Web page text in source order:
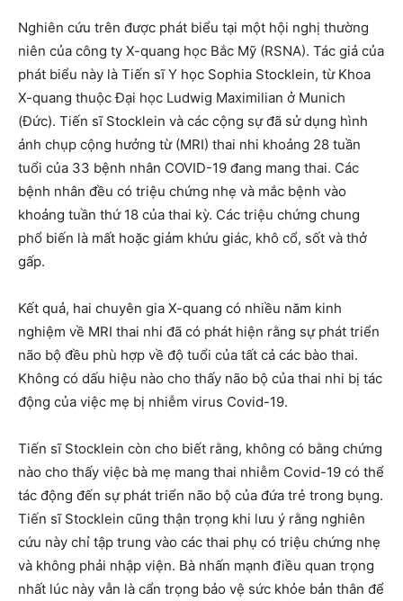
Nghiên cứu trên được phát biểu tại một hội nghị thường
niên của công ty X-quang học Bắc Mỹ (RSNA). Tác giả của
phát biểu này là Tiến sĩ Y học Sophia Stocklein, từ Khoa
X-quang thuộc Đại học Ludwig Maximilian ở Munich
(Đức). Tiến sĩ Stocklein và các cộng sự đã sử dụng hình
ảnh chụp cộng hưởng từ (MRI) thai nhi khoảng 28 tuần
tuổi của 33 bệnh nhân COVID-19 đang mang thai. Các
bệnh nhân đều có triệu chứng nhẹ và mắc bệnh vào
khoảng tuần thứ 18 của thai kỳ. Các triệu chứng chung
phổ biến là mất hoặc giảm khứu giác, khô cổ, sốt và thở
gấp.
Kết quả, hai chuyên gia X-quang có nhiều năm kinh
nghiệm về MRI thai nhi đã có phát hiện rằng sự phát triển
não bộ đều phù hợp về độ tuổi của tất cả các bào thai.
Không có dấu hiệu nào cho thấy não bộ của thai nhi bị tác
động của việc mẹ bị nhiễm virus Covid-19.
Tiến sĩ Stocklein còn cho biết rằng, không có bằng chứng
nào cho thấy việc bà mẹ mang thai nhiễm Covid-19 có thể
tác động đến sự phát triển não bộ của đứa trẻ trong bụng.
Tiến sĩ Stocklein cũng thận trọng khi lưu ý rằng nghiên
cứu này chỉ tập trung vào các thai phụ có triệu chứng nhẹ
và không phải nhập viện. Bà nhấn mạnh điều quan trọng
nhất lúc này vẫn là cẩn trọng bảo vệ sức khỏe bản thân để